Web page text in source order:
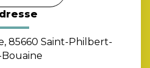
85660 Saint-Philbert-